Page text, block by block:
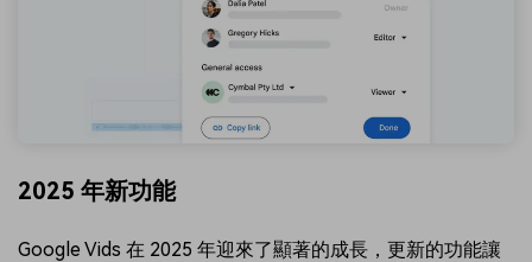
2025 年新功能
Google Vids 在 2025 年迎來了顯著的成長，更新的功能讓